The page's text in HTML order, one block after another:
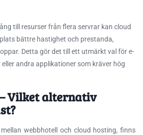
till resurser från flera servrar kan cloud
bättre hastighet och prestanda,
Detta gör det till ett utmärkt val för e-
andra applikationer som kräver hög
Vilket alternativ
webbhotell och cloud hosting, finns